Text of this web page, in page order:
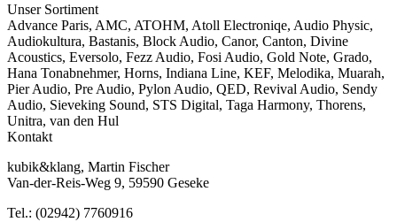
Unser Sortiment
Advance Paris, AMC, ATOHM, Atoll Electroniqe, Audio Physic,
Audiokultura, Bastanis, Block Audio, Canor, Canton, Divine
Acoustics, Eversolo, Fezz Audio, Fosi Audio, Gold Note, Grado,
Hana Tonabnehmer, Horns, Indiana Line, KEF, Melodika, Muarah,
Pier Audio, Pre Audio, Pylon Audio, QED, Revival Audio, Sendy
Audio, Sieveking Sound, STS Digital, Taga Harmony, Thorens,
Unitra, van den Hul
Kontakt
kubik&klang, Martin Fischer
Van-der-Reis-Weg 9, 59590 Geseke
Tel.: (02942) 7760916